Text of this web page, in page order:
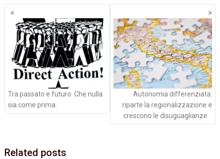
Navigazione
articoli
Tra passato e futuro. Che nulla
sia come prima.
Autonomia differenziata:
riparte la regionalizzazione e
crescono le disuguaglianze
Related posts